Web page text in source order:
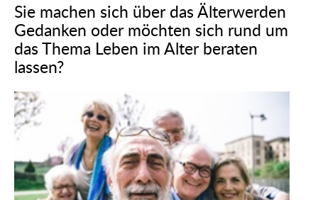
Sie machen sich über das Älterwerden
Gedanken oder möchten sich rund um
das Thema Leben im Alter beraten
lassen?